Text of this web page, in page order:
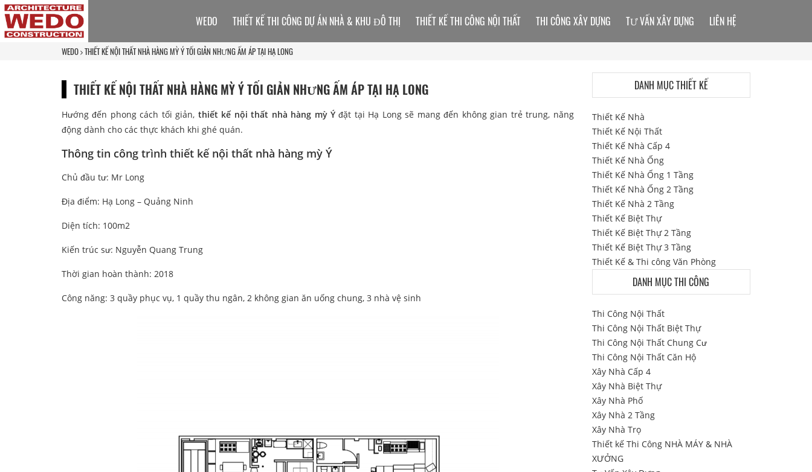
WEDO THIẾT KẾ NỘI THẤT NHÀ HÀNG MỲ Ý TỐI GIẢN NHƯNG ẤM ÁP TẠI HẠ LONG
THIẾT KẾ NỘI THẤT NHÀ HÀNG MỲ Ý TỐI GIẢN NHƯNG ẤM ÁP TẠI HẠ LONG
Hướng đến phong cách tối giản, thiết kế nội thất nhà hàng mỳ Ý đặt tại Hạ Long sẽ mang đến không gian trẻ trung, năng
động dành cho các thực khách khi ghé quán.
Thông tin công trình thiết kế nội thất nhà hàng mỳ Ý
Chủ đầu tư: Mr Long
Địa điểm: Hạ Long – Quảng Ninh
Diện tích: 100m2
Kiến trúc sư: Nguyễn Quang Trung
Thời gian hoàn thành: 2018
Công năng: 3 quầy phục vụ, 1 quầy thu ngân, 2 không gian ăn uống chung, 3 nhà vệ sinh
WEDO THIẾT KẾ THI CÔNG DỰ ÁN NHÀ & KHU ĐÔ THỊ THIẾT KẾ THI CÔNG NỘI THẤT THI CÔNG XÂY DỰNG TƯ VẤN XÂY DỰNG LIÊN HỆ
DANH MỤC THIẾT KẾ
Thiết Kế Nhà
Thiết Kế Nội Thất
Thiết Kế Nhà Cấp 4
Thiết Kế Nhà Ống
Thiết Kế Nhà Ống 1 Tầng
Thiết Kế Nhà Ống 2 Tầng
Thiết Kế Nhà 2 Tầng
Thiết Kế Biệt Thự
Thiết Kế Biệt Thự 2 Tầng
Thiết Kế Biệt Thự 3 Tầng
Thiết Kế & Thi công Văn Phòng
DANH MỤC THI CÔNG
Thi Công Nội Thất
Thi Công Nội Thất Biệt Thự
Thi Công Nội Thất Chung Cư
Thi Công Nội Thất Căn Hộ
Xây Nhà Cấp 4
Xây Nhà Biệt Thự
Xây Nhà Phố
Xây Nhà 2 Tầng
Xây Nhà Trọ
Thiết kế Thi Công NHÀ MÁY & NHÀ
XƯỞNG